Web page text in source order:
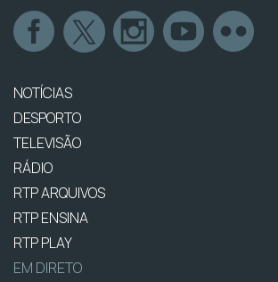
NOTÍCIAS
DESPORTO
TELEVISÃO
RÁDIO
RTP ARQUIVOS
RTP ENSINA
RTP PLAY
EM DIRETO